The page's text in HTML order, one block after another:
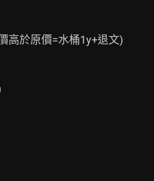
高於原價=水桶1y+退文)